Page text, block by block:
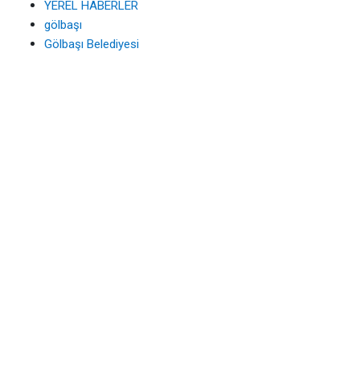
YEREL HABERLER
gölbaşı
Gölbaşı Belediyesi